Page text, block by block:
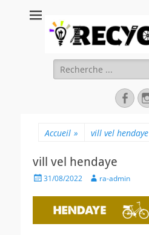
Rechercher :
Accueil » vill vel hendaye
vill vel hendaye
Posted31/08/2022 Authorra-admin